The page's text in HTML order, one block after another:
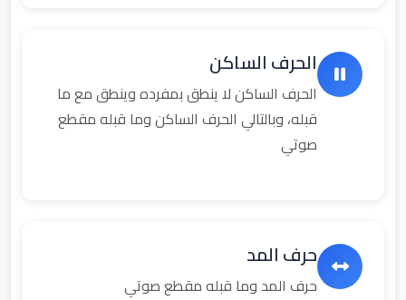
الحرف الساكن
الحرف الساكن لا ينطق بمفرده وينطق مع ما
قبله، وبالتالي الحرف الساكن وما قبله مقطع
صوتي
حرف المد
حرف المد وما قبله مقطع صوتي